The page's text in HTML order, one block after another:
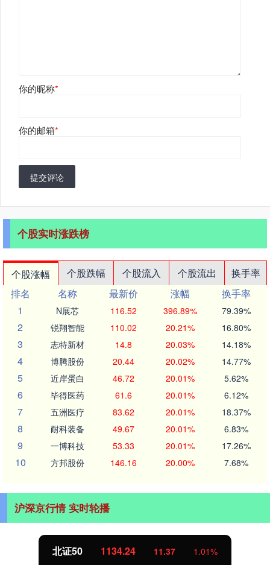
你的昵称*
你的邮箱*
提交评论
个股实时涨跌榜
个股涨幅 个股跌幅 个股流入 个股流出
换手率
排名
名称 最新价 涨幅
换手率
1
N展芯 116.52 396.89% 79.39%
2 锐翔智能 110.02 20.21% 16.80%
3 志特新材 14.8 20.03% 14.18%
4 博腾股份 20.44 20.02% 14.77%
5 近岸蛋白 46.72 20.01% 5.62%
6 毕得医药 61.6 20.01% 6.12%
7 五洲医疗 83.62 20.01% 18.37%
8 耐科装备 49.67 20.01% 6.83%
9 一博科技 53.33 20.01% 17.26%
10 方邦股份 146.16 20.00% 7.68%
沪深京行情 实时轮播
北证50 1134.24 11.37 1.01%